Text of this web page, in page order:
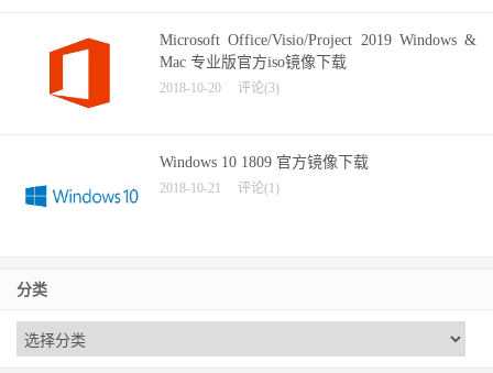
Microsoft Office/Visio/Project 2019 Windows &
Mac 专业版官方iso镜像下载
2018-10-20 评论(3)
Windows 10 1809 官方镜像下载
2018-10-21 评论(1)
分类